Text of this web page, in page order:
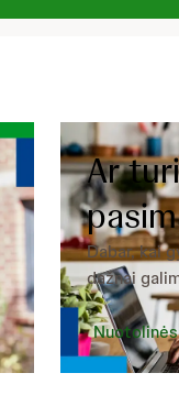
Ar
Dabar, kai
dažnai